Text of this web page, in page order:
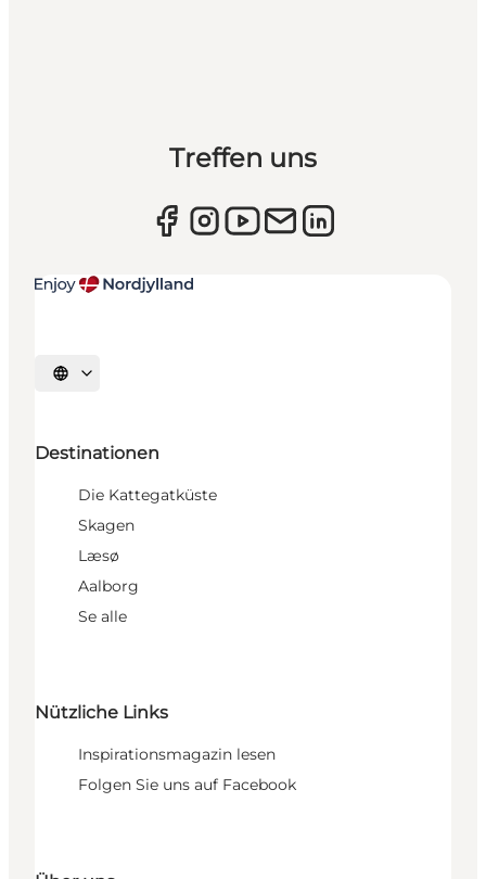
Treffen uns
Sprache auswählen
Destinationen
Die Kattegatküste
Skagen
Læsø
Aalborg
Se alle
Nützliche Links
Inspirationsmagazin lesen
Folgen Sie uns auf Facebook